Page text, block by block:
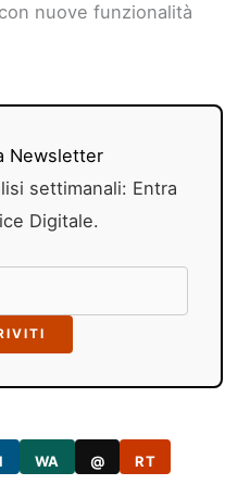
nuove funzionalità
Newsletter
settimanali: Entra
Digitale.
WA @ RT